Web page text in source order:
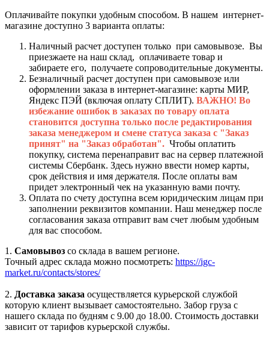
Оплачивайте покупки удобным способом. В нашем интернет-
магазине доступно 3 варианта оплаты:
Наличный расчет доступен только при самовывозе. Вы
приезжаете на наш склад, оплачиваете товар и
забираете его, получаете сопроводительные документы.
Безналичный расчет доступен при самовывозе или
оформлении заказа в интернет-магазине: карты МИР,
Яндекс ПЭЙ (включая оплату СПЛИТ). ВАЖНО! Во
избежание ошибок в заказах по товару оплата
становится доступна только после редактирования
заказа менеджером и смене статуса заказа с "Заказ
принят" на "Заказ обработан". Чтобы оплатить
покупку, система перенаправит вас на сервер платежной
системы Сбербанк. Здесь нужно ввести номер карты,
срок действия и имя держателя. После оплаты вам
придет электронный чек на указанную вами почту.
Оплата по счету доступна всем юридическим лицам при
заполнении реквизитов компании. Наш менеджер после
согласования заказа отправит вам счет любым удобным
для вас способом.
1. Самовывоз со склада в вашем регионе.
Точный адрес склада можно посмотреть: https://igc-
market.ru/contacts/stores/
2. Доставка заказа осуществляется курьерской службой
которую клиент вызывает самостоятельно. Забор груза с
нашего склада по будням с 9.00 до 18.00. Стоимость доставки
зависит от тарифов курьерской службы.